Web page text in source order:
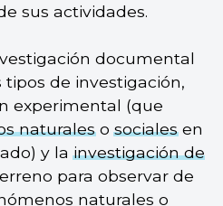
sus actividades.
documental
de investigación,
experimental (que
naturalesosocialesen
y lainvestigación de
para observar de
naturales o